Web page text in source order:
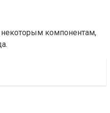
компонентам,